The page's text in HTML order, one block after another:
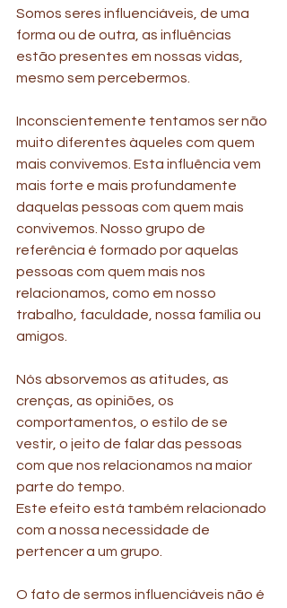
Somos seres influenciáveis, de uma
forma ou de outra, as influências
estão presentes em nossas vidas,
mesmo sem percebermos.
Inconscientemente tentamos ser não
muito diferentes àqueles com quem
mais convivemos. Esta influência vem
mais forte e mais profundamente
daquelas pessoas com quem mais
convivemos. Nosso grupo de
referência é formado por aquelas
pessoas com quem mais nos
relacionamos, como em nosso
trabalho, faculdade, nossa família ou
amigos.
Nós absorvemos as atitudes, as
crenças, as opiniões, os
comportamentos, o estilo de se
vestir, o jeito de falar das pessoas
com que nos relacionamos na maior
parte do tempo.
Este efeito está também relacionado
com a nossa necessidade de
pertencer a um grupo.
O fato de sermos influenciáveis não é